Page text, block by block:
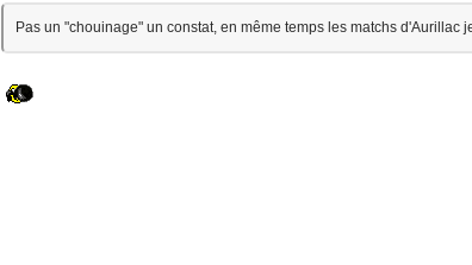
Pas un "chouinage" un constat, en même temps les matchs